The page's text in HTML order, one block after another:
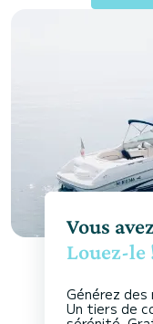
Vous
Louez-le
Générez des
Un tiers de